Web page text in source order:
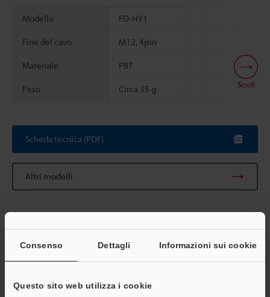
Consenso Dettagli Informazioni sui cookie
Questo sito web utilizza i cookie
Modello FD-HY1
Fine del cavo M12, 4pin
Materiale PBT
Peso Circa 35 g Scroll
Scheda tecnica (PDF)
Altri modelli
Scarica catalogo